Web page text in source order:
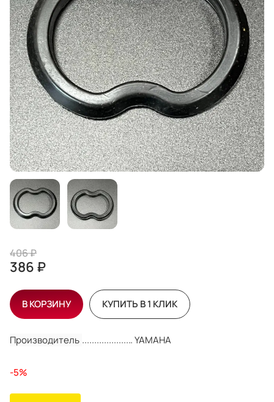
Производитель YAMAHA
-5%
406 ₽
386 ₽
В КОРЗИНУ КУПИТЬ В 1 КЛИК